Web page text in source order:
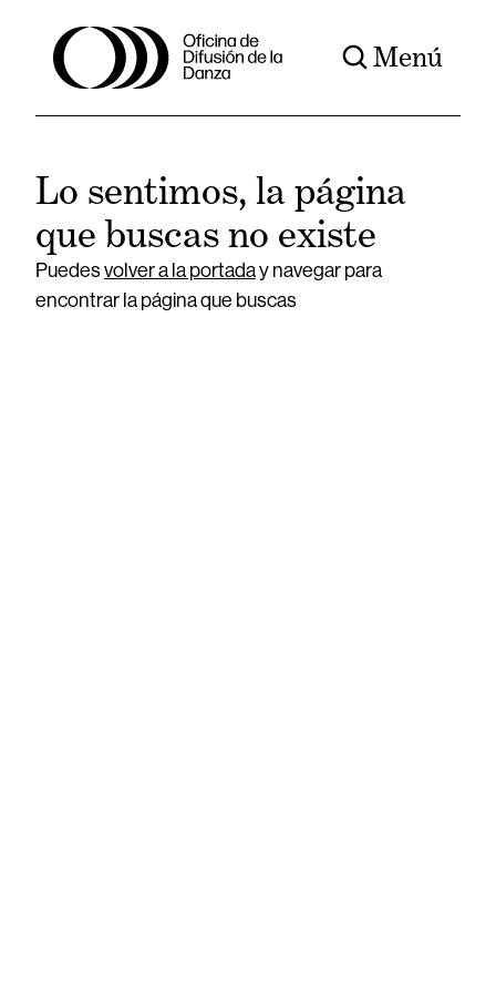
Menú
Lo sentimos, la página
que buscas no existe
Puedesvolver a la portaday navegar para
encontrar la página que buscas